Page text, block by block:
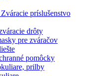
Zváracie príslušenstvo
drôty
pre zváračov
pomôcky
prilby